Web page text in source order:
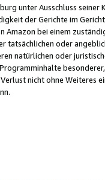
unter Ausschluss
der Gerichte im
Amazon bei einem
tatsächlichen oder
natürlichen oder
nicht ohne Weiteres